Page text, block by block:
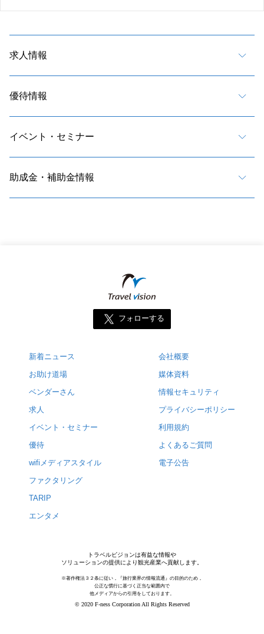
求人情報
優待情報
イベント・セミナー
助成金・補助金情報
フォローする
新着ニュース
お助け道場
ベンダーさん
求人
イベント・セミナー
優待
wifiメディアスタイル
ファクタリング
TARIP
エンタメ
会社概要
媒体資料
情報セキュリティ
プライバシーポリシー
利用規約
よくあるご質問
電子公告
トラベルビジョンは有益な情報や
ソリューションの提供により観光産業へ貢献します。
※著作権法３２条に従い，『旅行業界の情報流通』の目的のため，
公正な慣行に基づく正当な範囲内で
他メディアからの引用をしております。
© 2020 F-ness Corporation All Rights Reserved